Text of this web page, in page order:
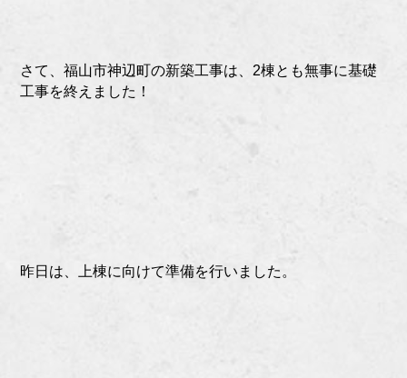
さて、福山市神辺町の新築工事は、2棟とも無事に基礎
工事を終えました！
昨日は、上棟に向けて準備を行いました。